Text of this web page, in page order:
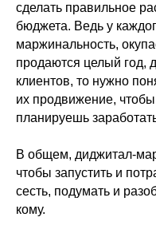
сделать правильное
бюджета. Ведь у
маржинальность,
продаются целый год,
клиентов, то нужно
их продвижение, чтобы
планируешь
В общем, диджитал-
чтобы запустить и
сесть, подумать и
кому.